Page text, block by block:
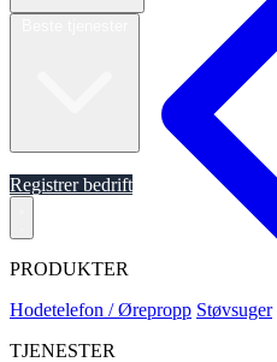
Registrer bedrift
PRODUKTER
Hodetelefon / Ørepropp Støvsuger
TJENESTER